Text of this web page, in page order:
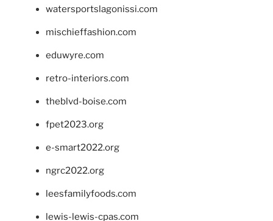
watersportslagonissi.com
mischieffashion.com
eduwyre.com
retro-interiors.com
theblvd-boise.com
fpet2023.org
e-smart2022.org
ngrc2022.org
leesfamilyfoods.com
lewis-lewis-cpas.com